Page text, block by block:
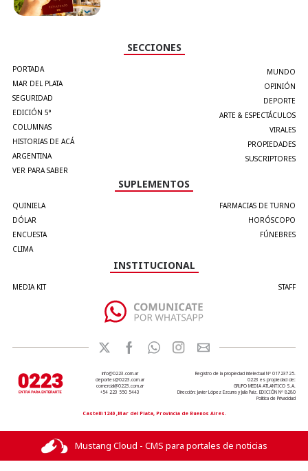
SECCIONES
PORTADA
MAR DEL PLATA
SEGURIDAD
EDICIÓN 5°
COLUMNAS
HISTORIAS DE ACÁ
ARGENTINA
VER PARA SABER
MUNDO
OPINIÓN
DEPORTE
ARTE & ESPECTÁCULOS
VIRALES
PROPIEDADES
SUSCRIPTORES
SUPLEMENTOS
QUINIELA
DÓLAR
ENCUESTA
CLIMA
FARMACIAS DE TURNO
HORÓSCOPO
FÚNEBRES
INSTITUCIONAL
MEDIA KIT STAFF
info@0223.com.ar
deportes@0223.com.ar
comercial@0223.com.ar
+54 223 550 5443
Registro de la propiedad intelectual Nº 01723725.
0223 es propiedad de:
GRUPO MEDIA ATLANTICO S.A.
Dirección: Javier López Ezcurra y Julia Paiz. EDICIÓN Nº 8280
Política de Privacidad
Castelli 1240 ,Mar del Plata, Provincia de Buenos Aires.
Mustang Cloud - CMS para portales de noticias